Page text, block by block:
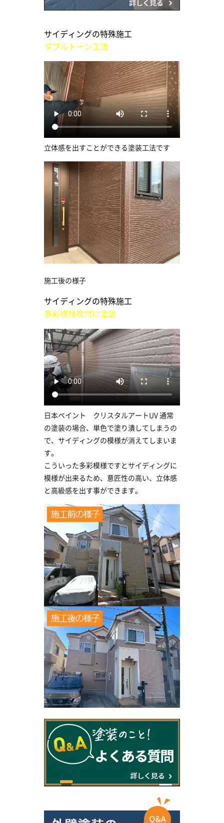
サイディングの特殊施工
ダブルトーン工法
立体感を出すことができる塗装工法です
施工後の様子
サイディングの特殊施工
多彩模様吹付け塗装
日本ペイント クリスタルアートUV 通常
の塗装の場合、単色で塗り潰してしまうの
で、サイディングの模様が消えてしまいま
す。
こういった多彩模様ですとサイディングに
模様が出来るため、意匠性の高い、立体感
と高級感を出す事ができます。